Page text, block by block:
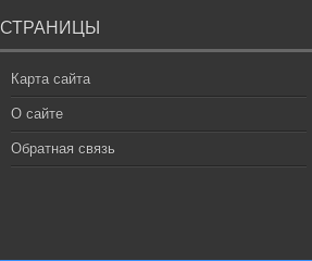
СТРАНИЦЫ
Карта сайта
О сайте
Обратная связь